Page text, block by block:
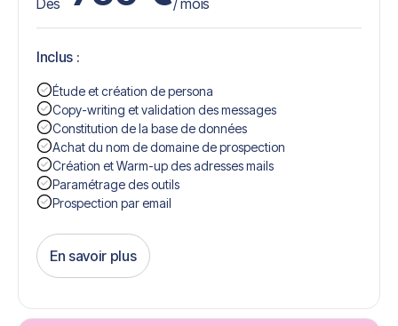
Inclus :
Étude et création de persona
Copy-writing et validation des messages
Constitution de la base de données
Achat du nom de domaine de prospection
Création et Warm-up des adresses mails
Paramétrage des outils
Prospection par email
En savoir plus
Get Started